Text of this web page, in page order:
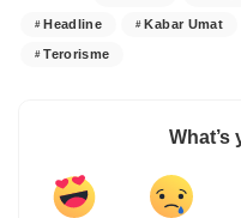
Headline Kabar Umat
Terorisme
What’s